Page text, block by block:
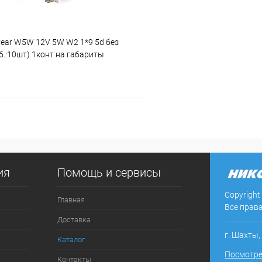
W5W 12V 5W W2 1*9 5d без
1конт на габариты
Сравнение
В наличии
Помощь и сервисы
Главная
Доставка
Каталог
Контакты
Все
г. Шахты,